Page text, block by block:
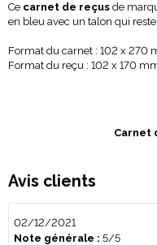
Ce carnet de reçus de
en bleu avec un talon qui
Format du carnet : 102 x 270
Format du reçu : 102 x 170
Carnet
Avis clients
02/12/2021
Note générale : 5/5